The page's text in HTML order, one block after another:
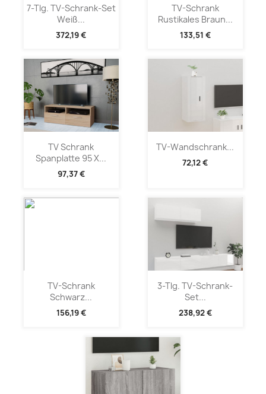
7-Tlg. TV-Schrank-Set
Weiß...
372,19 €
TV-Schrank
Rustikales Braun...
133,51 €
TV Schrank
Spanplatte 95 X...
97,37 €
TV-Wandschrank...
72,12 €
TV-Schrank
Schwarz...
156,19 €
3-Tlg. TV-Schrank-
Set...
238,92 €